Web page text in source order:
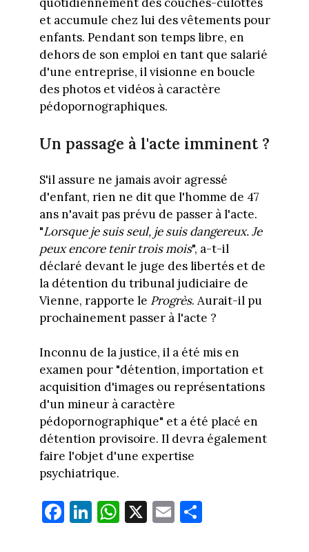
et accumule chez lui des vêtements pour
enfants. Pendant son temps libre, en
dehors de son emploi en tant que salarié
d'une entreprise, il visionne en boucle
des photos et vidéos à caractère
pédopornographiques.
Un passage à l'acte imminent ?
S'il assure ne jamais avoir agressé
d'enfant, rien ne dit que l'homme de 47
ans n'avait pas prévu de passer à l'acte.
"Lorsque je suis seul, je suis dangereux. Je
peux encore tenir trois mois", a-t-il
déclaré devant le juge des libertés et de
la détention du tribunal judiciaire de
Vienne, rapporte le Progrès. Aurait-il pu
prochainement passer à l'acte ?
Inconnu de la justice, il a été mis en
examen pour "détention, importation et
acquisition d'images ou représentations
d'un mineur à caractère
pédopornographique" et a été placé en
détention provisoire. Il devra également
faire l'objet d'une expertise
psychiatrique.
Fa
ce
Li
nk
W
ha
X E
m
Pa
rt